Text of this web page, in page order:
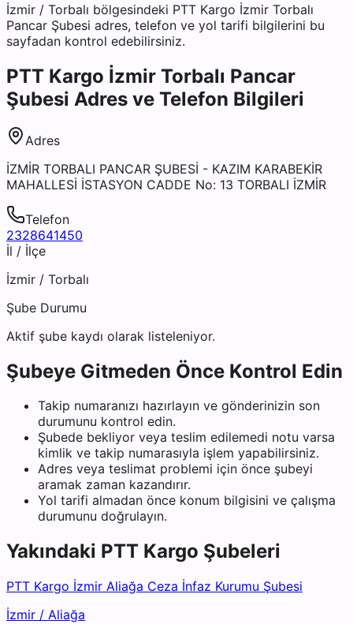
İzmir / Torbalı bölgesindeki PTT Kargo İzmir Torbalı
Pancar Şubesi adres, telefon ve yol tarifi bilgilerini bu
sayfadan kontrol edebilirsiniz.
PTT Kargo İzmir Torbalı Pancar
Şubesi Adres ve Telefon Bilgileri
Adres
İZMİR TORBALI PANCAR ŞUBESİ - KAZIM KARABEKİR
MAHALLESİ İSTASYON CADDE No: 13 TORBALI İZMİR
Telefon
2328641450
İl / İlçe
İzmir / Torbalı
Şube Durumu
Aktif şube kaydı olarak listeleniyor.
Şubeye Gitmeden Önce Kontrol Edin
Takip numaranızı hazırlayın ve gönderinizin son
durumunu kontrol edin.
Şubede bekliyor veya teslim edilemedi notu varsa
kimlik ve takip numarasıyla işlem yapabilirsiniz.
Adres veya teslimat problemi için önce şubeyi
aramak zaman kazandırır.
Yol tarifi almadan önce konum bilgisini ve çalışma
durumunu doğrulayın.
Yakındaki PTT Kargo Şubeleri
PTT Kargo İzmir Aliağa Ceza İnfaz Kurumu Şubesi
İzmir / Aliağa